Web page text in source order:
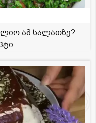
ამ სალათზე? –